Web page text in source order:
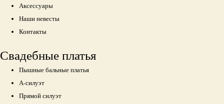
Аксессуары
Наши невесты
Контакты
Свадебные платья
Пышные бальные платья
А-силуэт
Прямой силуэт